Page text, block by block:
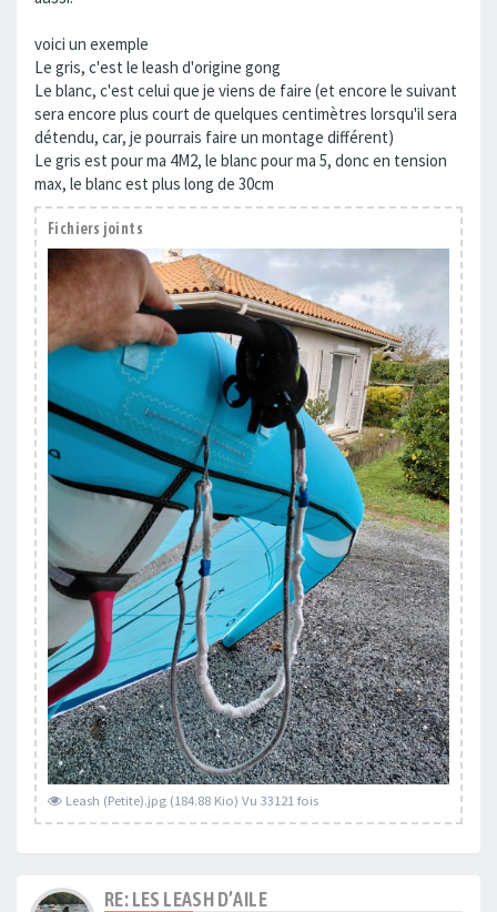
voici un exemple
Le gris, c'est le leash d'origine gong
Le blanc, c'est celui que je viens de faire (et encore le suivant
sera encore plus court de quelques centimètres lorsqu'il sera
détendu, car, je pourrais faire un montage différent)
Le gris est pour ma 4M2, le blanc pour ma 5, donc en tension
max, le blanc est plus long de 30cm
Fichiers joints
Leash (Petite).jpg (184.88 Kio) Vu 33121 fois
RE: LES LEASH D’AILE